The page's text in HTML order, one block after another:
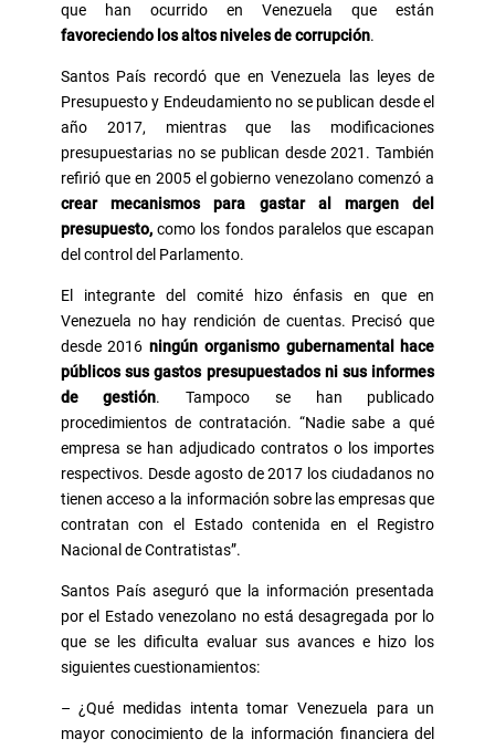
que han ocurrido en Venezuela que están
favoreciendo los altos niveles de corrupción.
Santos País recordó que en Venezuela las leyes de
Presupuesto y Endeudamiento no se publican desde el
año 2017, mientras que las modificaciones
presupuestarias no se publican desde 2021. También
refirió que en 2005 el gobierno venezolano comenzó a
crear mecanismos para gastar al margen del
presupuesto,como los fondos paralelos que escapan
del control del Parlamento.
El integrante del comité hizo énfasis en que en
Venezuela no hay rendición de cuentas. Precisó que
desde 2016ningún organismo gubernamental hace
públicos sus gastos presupuestados ni sus informes
de gestión. Tampoco se han publicado
procedimientos de contratación. “Nadie sabe a qué
empresa se han adjudicado contratos o los importes
respectivos. Desde agosto de 2017 los ciudadanos no
tienen acceso a la información sobre las empresas que
contratan con el Estado contenida en el Registro
Nacional de Contratistas”.
Santos País aseguró que la información presentada
por el Estado venezolano no está desagregada por lo
que se les dificulta evaluar sus avances e hizo los
siguientes cuestionamientos:
– ¿Qué medidas intenta tomar Venezuela para un
mayor conocimiento de la información financiera del